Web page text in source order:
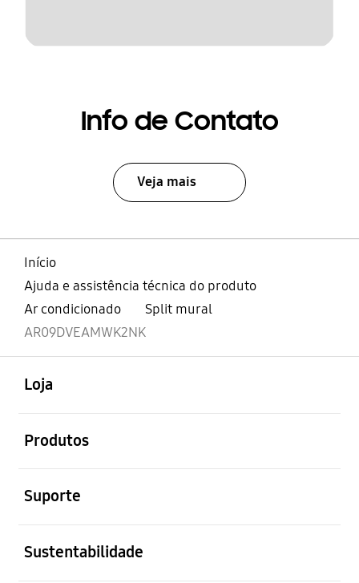
Info de Contato
Veja mais
Início
Ajuda e assistência técnica do produto
Ar condicionado
Split mural
AR09DVEAMWK2NK
Loja
Produtos
Suporte
Sustentabilidade